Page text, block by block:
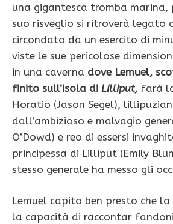
una gigantesca tromba marina,
suo risveglio si ritroverà legato
circondato da un esercito di
viste le sue pericolose
in una caverna dove Lemuel,
finito sull’isola di Lilliput, farà
Horatio (Jason Segel),
dall’ambizioso e malvagio
O’Dowd) e reo di essersi
principessa di Lilliput (Emily
stesso generale ha messo gli
Lemuel capito ben presto che la
la capacità di raccontar